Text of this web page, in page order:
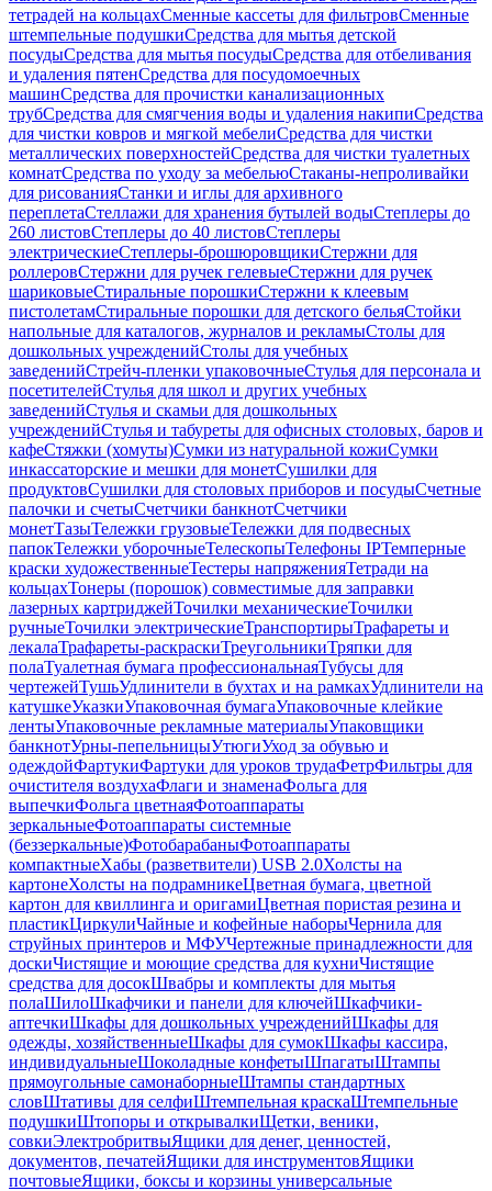
тетрадей на кольцахСменные кассеты для фильтровСменные
штемпельные подушкиСредства для мытья детской
посудыСредства для мытья посудыСредства для отбеливания
и удаления пятенСредства для посудомоечных
машинСредства для прочистки канализационных
трубСредства для смягчения воды и удаления накипиСредства
для чистки ковров и мягкой мебелиСредства для чистки
металлических поверхностейСредства для чистки туалетных
комнатСредства по уходу за мебельюСтаканы-непроливайки
для рисованияСтанки и иглы для архивного
переплетаСтеллажи для хранения бутылей водыСтеплеры до
260 листовСтеплеры до 40 листовСтеплеры
электрическиеСтеплеры-брошюровщикиСтержни для
роллеровСтержни для ручек гелевыеСтержни для ручек
шариковыеСтиральные порошкиСтержни к клеевым
пистолетамСтиральные порошки для детского бельяСтойки
напольные для каталогов, журналов и рекламыСтолы для
дошкольных учрежденийСтолы для учебных
заведенийСтрейч-пленки упаковочныеСтулья для персонала и
посетителейСтулья для школ и других учебных
заведенийСтулья и скамьи для дошкольных
учрежденийСтулья и табуреты для офисных столовых, баров и
кафеСтяжки (хомуты)Сумки из натуральной кожиСумки
инкассаторские и мешки для монетСушилки для
продуктовСушилки для столовых приборов и посудыСчетные
палочки и счетыСчетчики банкнотСчетчики
монетТазыТележки грузовыеТележки для подвесных
папокТележки уборочныеТелескопыТелефоны IPТемперные
краски художественныеТестеры напряженияТетради на
кольцахТонеры (порошок) совместимые для заправки
лазерных картриджейТочилки механическиеТочилки
ручныеТочилки электрическиеТранспортирыТрафареты и
лекалаТрафареты-раскраскиТреугольникиТряпки для
полаТуалетная бумага профессиональнаяТубусы для
чертежейТушьУдлинители в бухтах и на рамкахУдлинители на
катушкеУказкиУпаковочная бумагаУпаковочные клейкие
лентыУпаковочные рекламные материалыУпаковщики
банкнотУрны-пепельницыУтюгиУход за обувью и
одеждойФартукиФартуки для уроков трудаФетрФильтры для
очистителя воздухаФлаги и знаменаФольга для
выпечкиФольга цветнаяФотоаппараты
зеркальныеФотоаппараты системные
(беззеркальные)ФотобарабаныФотоаппараты
компактныеХабы (разветвители) USB 2.0Холсты на
картонеХолсты на подрамникеЦветная бумага, цветной
картон для квиллинга и оригамиЦветная пористая резина и
пластикЦиркулиЧайные и кофейные наборыЧернила для
струйных принтеров и МФУЧертежные принадлежности для
доскиЧистящие и моющие средства для кухниЧистящие
средства для досокШвабры и комплекты для мытья
полаШилоШкафчики и панели для ключейШкафчики-
аптечкиШкафы для дошкольных учрежденийШкафы для
одежды, хозяйственныеШкафы для сумокШкафы кассира,
индивидуальныеШоколадные конфетыШпагатыШтампы
прямоугольные самонаборныеШтампы стандартных
словШтативы для селфиШтемпельная краскаШтемпельные
подушкиШтопоры и открывалкиЩетки, веники,
совкиЭлектробритвыЯщики для денег, ценностей,
документов, печатейЯщики для инструментовЯщики
почтовыеЯщики, боксы и корзины универсальные